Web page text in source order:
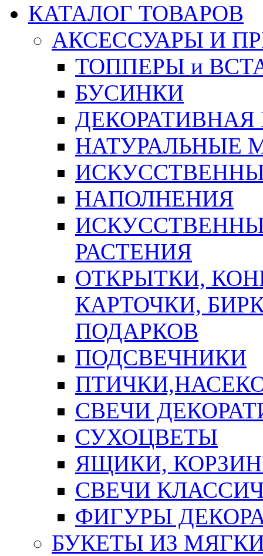
КАТАЛОГ ТОВАРОВ
АКСЕССУАРЫ И
ТОППЕРЫ и
БУСИНКИ
ДЕКОРАТИВНАЯ
НАТУРАЛЬНЫЕ
НАПОЛНЕНИЯ
РАСТЕНИЯ
ОТКРЫТКИ,
КАРТОЧКИ,
ПОДАРКОВ
ПОДСВЕЧНИКИ
СВЕЧИ
СУХОЦВЕТЫ
ЯЩИКИ,
СВЕЧИ
ФИГУРЫ
БУКЕТЫ ИЗ